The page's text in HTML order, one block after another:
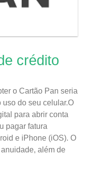
crédito
o Cartão Pan seria
do seu celular.O
para abrir conta
pagar fatura
e iPhone (iOS). O
além de